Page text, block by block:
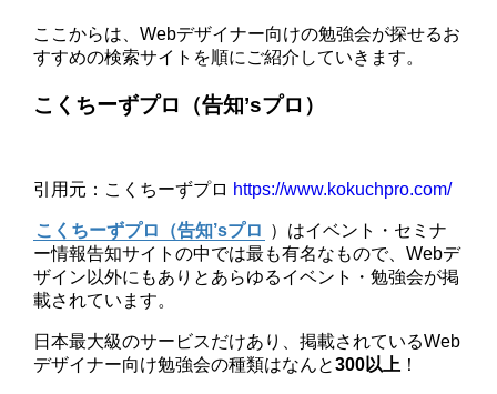
ここからは、Webデザイナー向けの勉強会が探せるお
すすめの検索サイトを順にご紹介していきます。
こくちーずプロ（告知’sプロ）
引用元：こくちーずプロ https://www.kokuchpro.com/
こくちーずプロ（告知’sプロ ）はイベント・セミナ
ー情報告知サイトの中では最も有名なもので、Webデ
ザイン以外にもありとあらゆるイベント・勉強会が掲
載されています。
日本最大級のサービスだけあり、掲載されているWeb
デザイナー向け勉強会の種類はなんと300以上 ！